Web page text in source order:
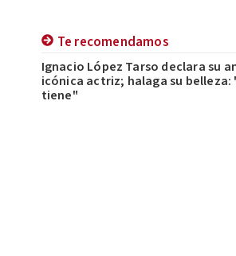
Te recomendamos
Ignacio López Tarso declara su
icónica actriz; halaga su belleza:
tiene"